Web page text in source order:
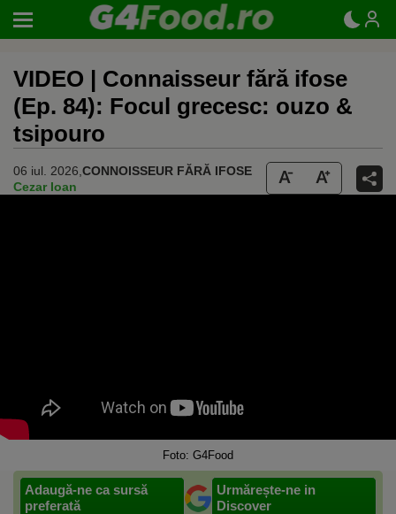
VIDEO | Connaisseur fără ifose
(Ep. 84): Focul grecesc: ouzo &
tsipouro
06 iul. 2026, CONNOISSEUR FĂRĂ IFOSE
Cezar Ioan
Foto: G4Food
Adaugă-ne ca sursă
preferată
Urmărește-ne in
Discover